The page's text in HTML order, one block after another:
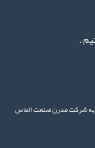
به شرکت مدرن صنعت الماس